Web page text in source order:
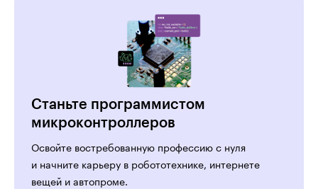
Станьте программистом
микроконтроллеров
Освойте востребованную профессию с нуля
и начните карьеру в робототехнике, интернете
вещей и автопроме.